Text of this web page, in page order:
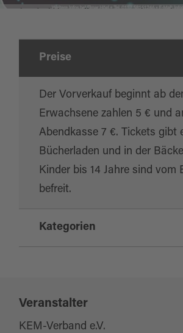
Preise
Der Vorverkauf beginnt ab
Erwachsene zahlen 5 € und
Abendkasse 7 €. Tickets gibt
Bücherladen und in der
Kinder bis 14 Jahre sind vom
befreit.
Kategorien
Veranstalter
KEM-Verband e.V.